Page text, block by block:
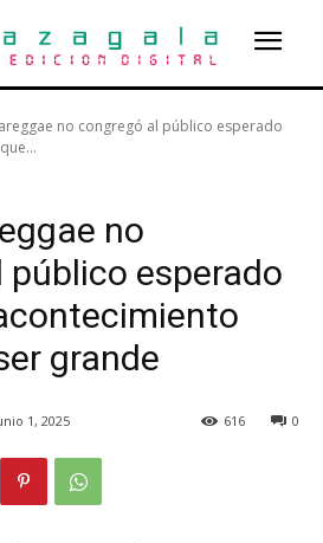
no congregó al público esperado
no
público esperado
grande
1, 2025 0
616